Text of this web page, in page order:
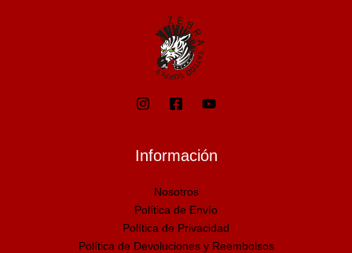
Información
Nosotros
Política de Envío
Política de Privacidad
Política de Devoluciones y Reembolsos